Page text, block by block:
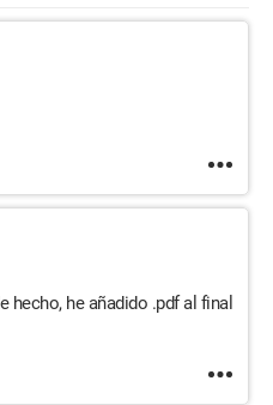
hecho, he añadido .pdf al final